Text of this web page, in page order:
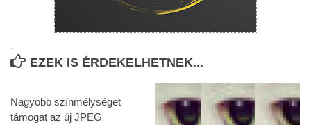
.
EZEK IS ÉRDEKELHETNEK...
Nagyobb színmélységet
támogat az új JPEG